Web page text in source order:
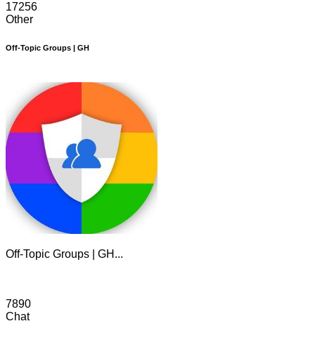
17256
Other
Off-Topic Groups | GH
Off-Topic Groups | GH...
7890
Chat